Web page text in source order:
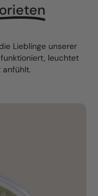
Lieblinge unserer
leuchtet
anfühlt.